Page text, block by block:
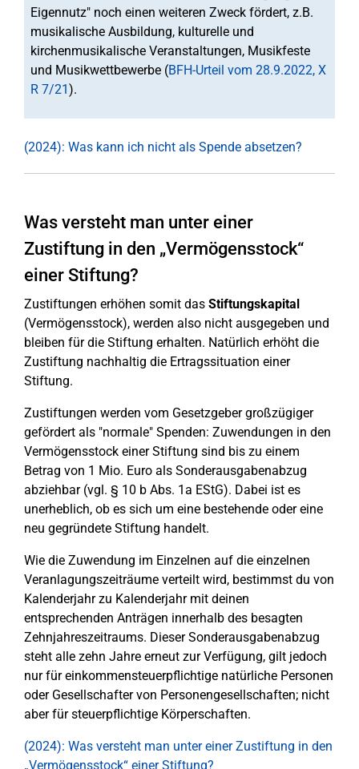
Eigennutz" noch einen weiteren Zweck fördert, z.B.
musikalische Ausbildung, kulturelle und
kirchenmusikalische Veranstaltungen, Musikfeste
und Musikwettbewerbe (BFH-Urteil vom 28.9.2022, X
R 7/21).
(2024): Was kann ich nicht als Spende absetzen?
Was versteht man unter einer
Zustiftung in den „Vermögensstock“
einer Stiftung?
Zustiftungen erhöhen somit das Stiftungskapital
(Vermögensstock), werden also nicht ausgegeben und
bleiben für die Stiftung erhalten. Natürlich erhöht die
Zustiftung nachhaltig die Ertragssituation einer
Stiftung.
Zustiftungen werden vom Gesetzgeber großzügiger
gefördert als "normale" Spenden: Zuwendungen in den
Vermögensstock einer Stiftung sind bis zu einem
Betrag von 1 Mio. Euro als Sonderausgabenabzug
abziehbar (vgl. § 10 b Abs. 1a EStG). Dabei ist es
unerheblich, ob es sich um eine bestehende oder eine
neu gegründete Stiftung handelt.
Wie die Zuwendung im Einzelnen auf die einzelnen
Veranlagungszeiträume verteilt wird, bestimmst du von
Kalenderjahr zu Kalenderjahr mit deinen
entsprechenden Anträgen innerhalb des besagten
Zehnjahreszeitraums. Dieser Sonderausgabenabzug
steht alle zehn Jahre erneut zur Verfügung, gilt jedoch
nur für einkommensteuerpflichtige natürliche Personen
oder Gesellschafter von Personengesellschaften; nicht
aber für steuerpflichtige Körperschaften.
(2024): Was versteht man unter einer Zustiftung in den
„Vermögensstock“ einer Stiftung?